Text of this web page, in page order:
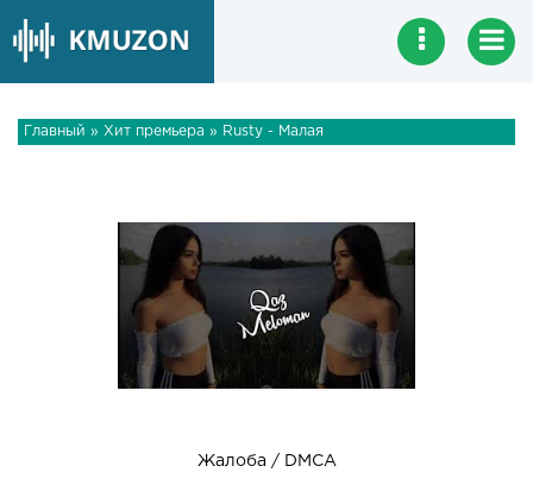
Главный » Хит премьера » Rusty - Малая
Жалоба / DMCA